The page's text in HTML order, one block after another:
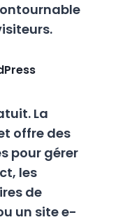
La
offre des
pour gérer
les
de
un site e-